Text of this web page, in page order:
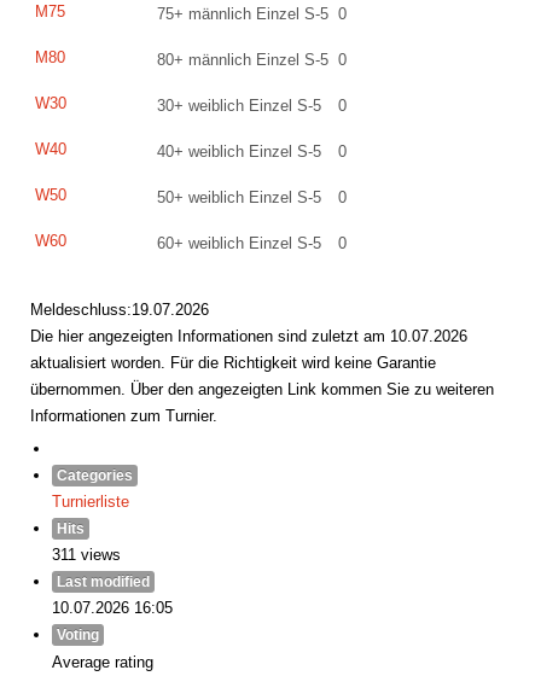
M75 75+ männlich Einzel S-5 0
M80 80+ männlich Einzel S-5 0
W30 30+ weiblich Einzel S-5 0
W40 40+ weiblich Einzel S-5 0
W50 50+ weiblich Einzel S-5 0
W60 60+ weiblich Einzel S-5 0
Meldeschluss:19.07.2026
Die hier angezeigten Informationen sind zuletzt am 10.07.2026
aktualisiert worden. Für die Richtigkeit wird keine Garantie
übernommen. Über den angezeigten Link kommen Sie zu weiteren
Informationen zum Turnier.
Categories
Turnierliste
Hits
311 views
Last modified
10.07.2026 16:05
Voting
Average rating